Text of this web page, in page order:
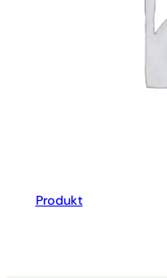
Produkt